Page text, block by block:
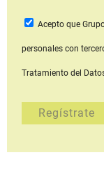
Acepto que
personales con
Tratamiento del